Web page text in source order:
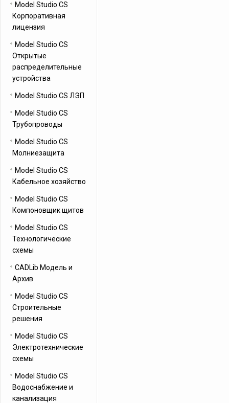
Model Studio CS
Корпоративная
лицензия
Model Studio CS
Открытые
распределительные
устройства
Model Studio CS ЛЭП
Model Studio CS
Трубопроводы
Model Studio CS
Молниезащита
Model Studio CS
Кабельное хозяйство
Model Studio CS
Компоновщик щитов
Model Studio CS
Технологические
схемы
CADLib Модель и
Архив
Model Studio CS
Строительные
решения
Model Studio CS
Электротехнические
схемы
Model Studio CS
Водоснабжение и
канализация